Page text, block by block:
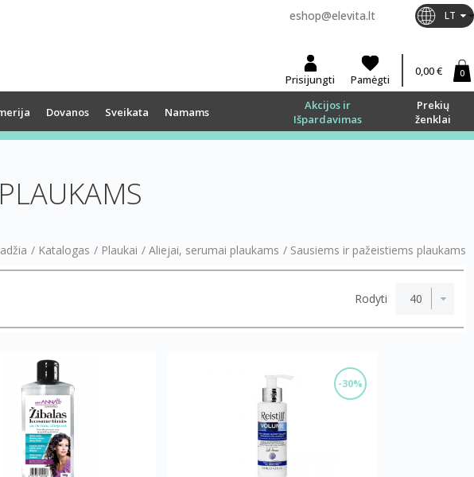
eshop@elevita.lt LT
Prisijungti Pamėgti
0,00 € 0
Dovanos Sveikata Namams
Akcijos ir
Išpardavimas
Prekių
ženklai
/ Katalogas / Plaukai / Aliejai, serumai plaukams / Sausiems ir pažeistiems plaukams
Rodyti
-30%